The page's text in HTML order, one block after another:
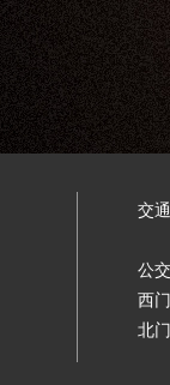
交
公
西
北